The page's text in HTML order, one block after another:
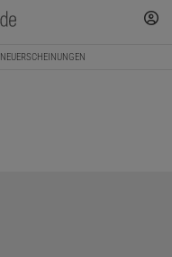
NEUERSCHEINUNGEN